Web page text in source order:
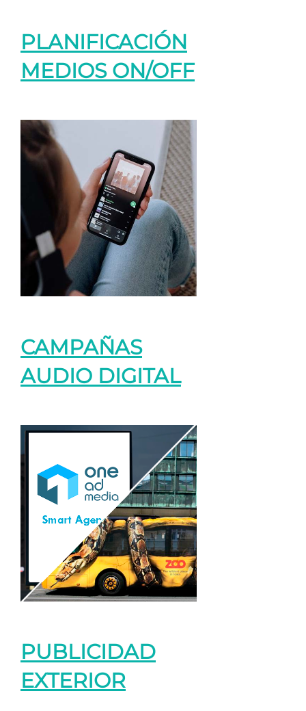
PLANIFICACIÓN
MEDIOS ON/OFF
CAMPAÑAS
AUDIO DIGITAL
PUBLICIDAD
EXTERIOR